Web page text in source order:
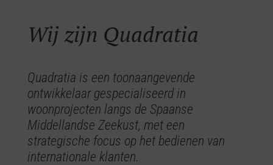
Wij zijn Quadratia
Quadratia is een toonaangevende
ontwikkelaar gespecialiseerd in
woonprojecten langs de Spaanse
Middellandse Zeekust, met een
strategische focus op het bedienen van
internationale klanten.